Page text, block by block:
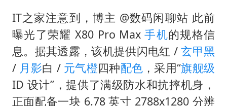
IT之家注意到，博主 @数码闲聊站 此前
曝光了荣耀 X80 Pro Max手机的规格信
息。据其透露，该机提供闪电红 /玄甲黑
/ 月影白 / 元气橙四种配色 ，采用“旗舰级
ID 设计”，提供了满级防水和抗摔机身，
正面配备一块 6.78 英寸 2788x1280 分辨